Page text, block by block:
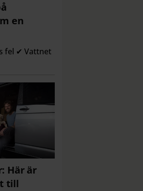
en
fel ✔ Vattnet
Här är
till